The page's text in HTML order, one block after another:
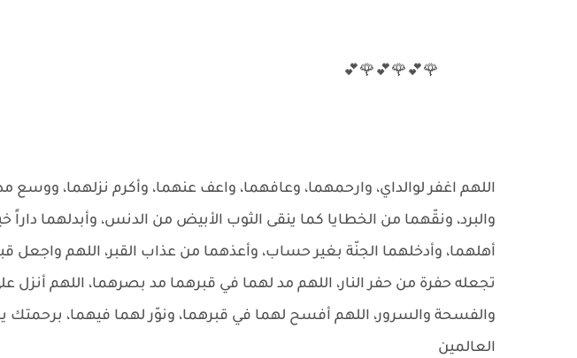
🌹💕🌹💕🌹💕
اللهم اغفر لوالداي، وارحمهما، وعافهما، واعف عنهما، وأكرم نزلهما، ووسع
والبرد، ونقّهما من الخطايا كما ينقى الثوب الأبيض من الدنس، وأبدلهما داراً
أهلهما، وأدخلهما الجنّة بغير حساب، وأعذهما من عذاب القبر، اللهم واجعل
تجعله حفرة من حفر النار، اللهم مد لهما في قبرهما مد بصرهما، اللهم أنزل
والفسحة والسرور، اللهم أفسح لهما في قبرهما، ونوّر لهما فيهما، برحمتك
العالمين